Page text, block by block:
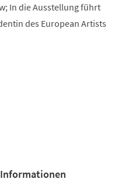
In die Ausstellung führt
des European Artists
Informationen